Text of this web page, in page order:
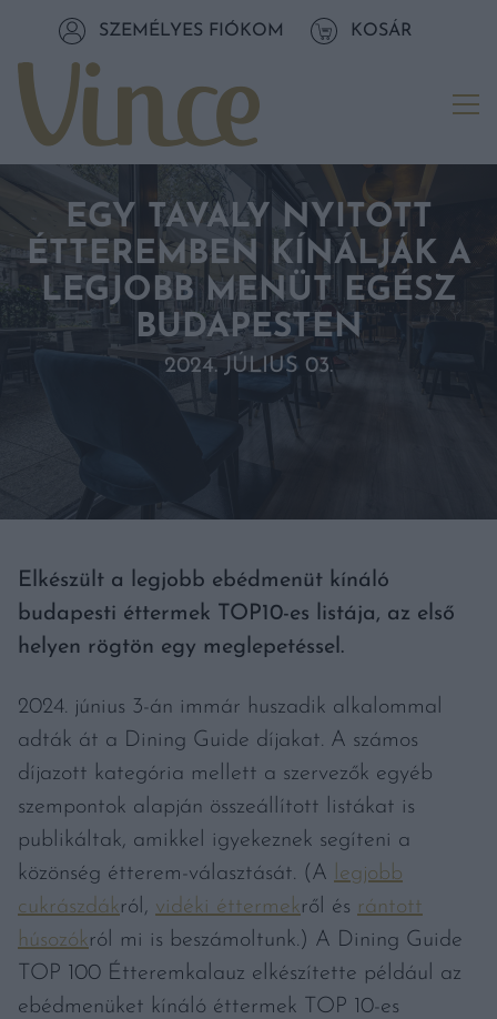
Tovább a tartalomhozSZEMÉLYES FIÓKOM KOSÁR
EGY TAVALY NYITOTT
ÉTTEREMBEN KÍNÁLJÁK A
LEGJOBB MENÜT EGÉSZ
BUDAPESTEN
2024. JÚLIUS 03.
Elkészült a legjobb ebédmenüt kínáló
budapesti éttermek TOP10-es listája, az első
helyen rögtön egy meglepetéssel.
2024. június 3-án immár huszadik alkalommal
adták át a Dining Guide díjakat. A számos
díjazott kategória mellett a szervezők egyéb
szempontok alapján összeállított listákat is
publikáltak, amikkel igyekeznek segíteni a
közönség étterem-választását. (A legjobb
cukrászdákról, vidéki éttermekről és rántott
húsozókról mi is beszámoltunk.) A Dining Guide
TOP 100 Étteremkalauz elkészítette például az
ebédmenüket kínáló éttermek TOP 10-es